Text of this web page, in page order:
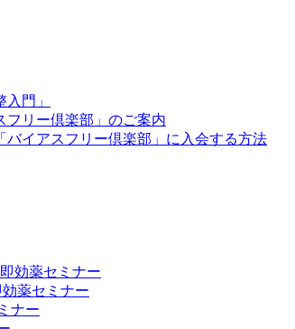
門」
フリー倶楽部」のご案内
イアスフリー倶楽部」に入会する方法
効薬セミナー
薬セミナー
ナー